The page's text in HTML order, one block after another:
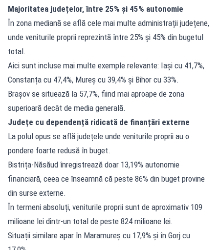
Majoritatea județelor, între 25% și 45% autonomie
În zona mediană se află cele mai multe administrații județene,
unde veniturile proprii reprezintă între 25% și 45% din bugetul
total.
Aici sunt incluse mai multe exemple relevante: Iași cu 41,7%,
Constanța cu 47,4%, Mureș cu 39,4% și Bihor cu 33%.
Brașov se situează la 57,7%, fiind mai aproape de zona
superioară decât de media generală.
Județe cu dependență ridicată de finanțări externe
La polul opus se află județele unde veniturile proprii au o
pondere foarte redusă în buget.
Bistrița-Năsăud înregistrează doar 13,19% autonomie
financiară, ceea ce înseamnă că peste 86% din buget provine
din surse externe.
În termeni absoluți, veniturile proprii sunt de aproximativ 109
milioane lei dintr-un total de peste 824 milioane lei.
Situații similare apar în Maramureș cu 17,9% și în Gorj cu